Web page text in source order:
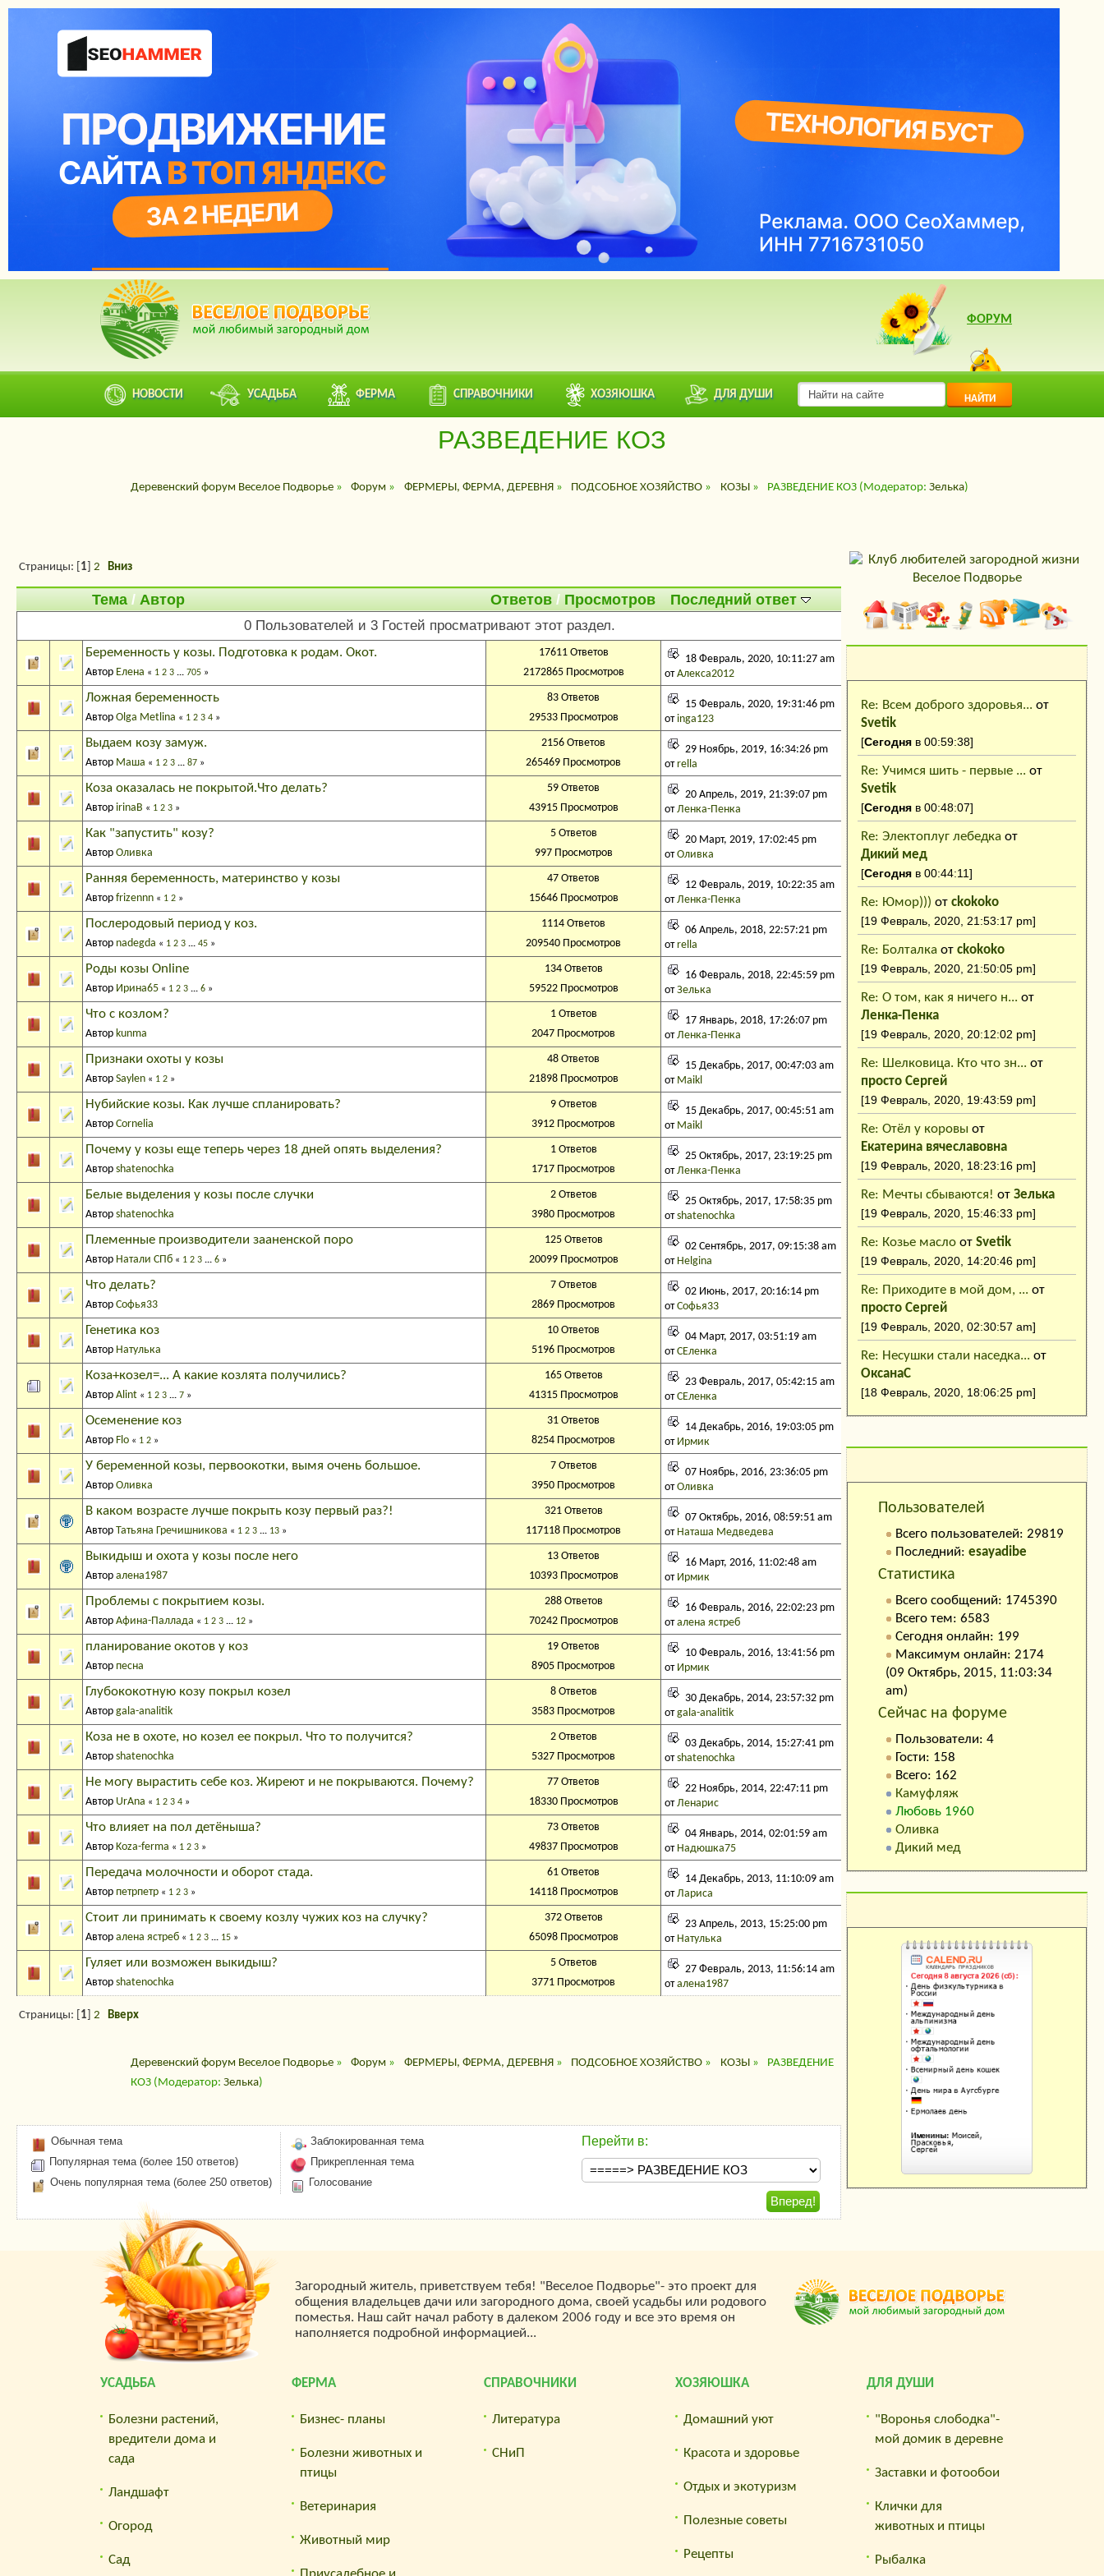
ФОРУМ
НОВОСТИ УСАДЬБА ФЕРМА СПРАВОЧНИКИ ХОЗЯЮШКА ДЛЯ ДУШИ НАЙТИ
РАЗВЕДЕНИЕ КОЗ
Деревенский форум Веселое Подворье» Форум » ФЕРМЕРЫ, ФЕРМА, ДЕРЕВНЯ » ПОДСОБНОЕ ХОЗЯЙСТВО » КОЗЫ » РАЗВЕДЕНИЕ КОЗ (Модератор: Зелька)
сообщения
Re: Всем доброго здоровья... от
Svetik
[Сегодня в 00:59:38]
Re: Учимся шить - первые ... от
Svetik
[Сегодня в 00:48:07]
Re: Электоплуг лебедка от
Дикий мед
[Сегодня в 00:44:11]
Re: Юмор))) от ckokoko
[19 Февраль, 2020, 21:53:17 pm]
Re: Болталка от ckokoko
[19 Февраль, 2020, 21:50:05 pm]
Re: О том, как я ничего н... от
Ленка-Пенка
[19 Февраль, 2020, 20:12:02 pm]
Re: Шелковица. Кто что зн... от
просто Сергей
[19 Февраль, 2020, 19:43:59 pm]
Re: Отёл у коровы от
Екатерина вячеславовна
[19 Февраль, 2020, 18:23:16 pm]
Re: Мечты сбываются! от Зелька
[19 Февраль, 2020, 15:46:33 pm]
Re: Козье масло от Svetik
[19 Февраль, 2020, 14:20:46 pm]
Re: Приходите в мой дом, ... от
просто Сергей
[19 Февраль, 2020, 02:30:57 am]
Re: Несушки стали наседка... от
ОксанаC
[18 Февраль, 2020, 18:06:25 pm]
Пользователей
Всего пользователей: 29819
Последний: esayadibe
Статистика
Всего сообщений: 1745390
Всего тем: 6583
Сегодня онлайн: 199
Максимум онлайн: 2174
(09 Октябрь, 2015, 11:03:34
am)
Сейчас на форуме
Пользователи: 4
Гости: 158
Всего: 162
Камуфляж
Любовь 1960
Оливка
Дикий мед
Календарь праздников
Страницы: [ 1 ]2 Вниз
Тема/Автор Ответов / Просмотров Последний ответ
0 Пользователей и 3 Гостей просматривают этот раздел.
Беременность у козы. Подготовка к родам. Окот.
Автор Елена « 1 2 3 ... 705 »
17611 Ответов
2172865 Просмотров
18 Февраль, 2020, 10:11:27 am
отАлекса2012
Ложная беременность
Автор Olga Metlina « 1 2 3 4 »
83 Ответов
29533 Просмотров
15 Февраль, 2020, 19:31:46 pm
от inga123
Выдаем козу замуж.
Автор Маша « 1 2 3 ... 87 »
2156 Ответов
265469 Просмотров
29 Ноябрь, 2019, 16:34:26 pm
отrella
Коза оказалась не покрытой.Что делать?
Автор irinaB « 1 2 3 »
59 Ответов
43915 Просмотров
20 Апрель, 2019, 21:39:07 pm
отЛенка-Пенка
Как "запустить" козу?
Автор Оливка
5 Ответов
997 Просмотров
20 Март, 2019, 17:02:45 pm
отОливка
Ранняя беременность, материнство у козы
Автор frizennn « 1 2 »
47 Ответов
15646 Просмотров
12 Февраль, 2019, 10:22:35 am
отЛенка-Пенка
Послеродовый период у коз.
Автор nadegda « 1 2 3 ... 45 »
1114 Ответов
209540 Просмотров
06 Апрель, 2018, 22:57:21 pm
отrella
Роды козы Online
Автор Ирина65 « 1 2 3 ... 6 »
134 Ответов
59522 Просмотров
16 Февраль, 2018, 22:45:59 pm
отЗелька
Что с козлом?
Автор kunma
1 Ответов
2047 Просмотров
17 Январь, 2018, 17:26:07 pm
отЛенка-Пенка
Признаки охоты у козы
Автор Saylen « 1 2 »
48 Ответов
21898 Просмотров
15 Декабрь, 2017, 00:47:03 am
от Maikl
Нубийские козы. Как лучше спланировать?
Автор Cornelia
9 Ответов
3912 Просмотров
15 Декабрь, 2017, 00:45:51 am
от Maikl
Почему у козы еще теперь через 18 дней опять выделения?
Автор shatenochka
1 Ответов
1717 Просмотров
25 Октябрь, 2017, 23:19:25 pm
отЛенка-Пенка
Белые выделения у козы после случки
Автор shatenochka
2 Ответов
3980 Просмотров
25 Октябрь, 2017, 17:58:35 pm
отshatenochka
Племенные производители зааненской поро
Автор Натали СПб « 1 2 3 ... 6 »
125 Ответов
20099 Просмотров
02 Сентябрь, 2017, 09:15:38 am
от Helgina
Что делать?
Автор Софья33
7 Ответов
2869 Просмотров
02 Июнь, 2017, 20:16:14 pm
отСофья33
Генетика коз
Автор Натулька
10 Ответов
5196 Просмотров
04 Март, 2017, 03:51:19 am
отСЕленка
Коза+козел=... А какие козлята получились?
Автор Alint « 1 2 3 ... 7 »
165 Ответов
41315 Просмотров
23 Февраль, 2017, 05:42:15 am
отСЕленка
Осеменение коз
Автор Flo « 1 2 »
31 Ответов
8254 Просмотров
14 Декабрь, 2016, 19:03:05 pm
от Ирмик
У беременной козы, первоокотки, вымя очень большое.
Автор Оливка
7 Ответов
3950 Просмотров
07 Ноябрь, 2016, 23:36:05 pm
отОливка
В каком возрасте лучше покрыть козу первый раз?!
Автор Татьяна Гречишникова « 1 2 3 ... 13 »
321 Ответов
117118 Просмотров
07 Октябрь, 2016, 08:59:51 am
от Наташа Медведева
Выкидыш и охота у козы после него
Автор алена1987
13 Ответов
10393 Просмотров
16 Март, 2016, 11:02:48 am
от Ирмик
Проблемы с покрытием козы.
Автор Афина-Паллада « 1 2 3 ... 12 »
288 Ответов
70242 Просмотров
16 Февраль, 2016, 22:02:23 pm
оталена ястреб
планирование окотов у коз
Автор песна
19 Ответов
8905 Просмотров
10 Февраль, 2016, 13:41:56 pm
от Ирмик
Глубококотную козу покрыл козел
Автор gala-analitik
8 Ответов
3583 Просмотров
30 Декабрь, 2014, 23:57:32 pm
отgala-analitik
Коза не в охоте, но козел ее покрыл. Что то получится?
Автор shatenochka
2 Ответов
5327 Просмотров
03 Декабрь, 2014, 15:27:41 pm
отshatenochka
Не могу вырастить себе коз. Жиреют и не покрываются. Почему?
Автор UrAna « 1 2 3 4 »
77 Ответов
18330 Просмотров
22 Ноябрь, 2014, 22:47:11 pm
отЛенарис
Что влияет на пол детёныша?
Автор Koza-ferma « 1 2 3 »
73 Ответов
49837 Просмотров
04 Январь, 2014, 02:01:59 am
от Надюшка75
Передача молочности и оборот стада.
Автор петрпетр « 1 2 3 »
61 Ответов
14118 Просмотров
14 Декабрь, 2013, 11:10:09 am
отЛариса
Стоит ли принимать к своему козлу чужих коз на случку?
Автор алена ястреб « 1 2 3 ... 15 »
372 Ответов
65098 Просмотров
23 Апрель, 2013, 15:25:00 pm
от Натулька
Гуляет или возможен выкидыш?
Автор shatenochka
5 Ответов
3771 Просмотров
27 Февраль, 2013, 11:56:14 am
оталена1987
Страницы: [ 1 ]2 Вверх
Деревенский форум Веселое Подворье» Форум » ФЕРМЕРЫ, ФЕРМА, ДЕРЕВНЯ» ПОДСОБНОЕ ХОЗЯЙСТВО » КОЗЫ»
РАЗВЕДЕНИЕ
КОЗ (Модератор: Зелька)
Перейти в:
Обычная тема
Популярная тема (более 150 ответов)
Очень популярная тема (более 250 ответов)
Заблокированная тема
Прикрепленная тема
Голосование
Загородный житель, приветствуем тебя! "Веселое Подворье"- это проект для
общения владельцев дачи или загородного дома, своей усадьбы или родового
поместья. Наш сайт начал работу в далеком 2006 году и все это время он
наполняется подробной информацией...
УСАДЬБА
Болезни растений,
вредители дома и
сада
Ландшафт
Огород
Сад
ФЕРМА
Бизнес- планы
Болезни животных и
птицы
Ветеринария
Животный мир
СПРАВОЧНИКИ
Литература
СНиП
ХОЗЯЮШКА
Домашний уют
Красота и здоровье
Отдых и экотуризм
Полезные советы
Рецепты
ДЛЯ ДУШИ
"Воронья слободка"-
мой домик в деревне
Заставки и фотообои
Клички для
животных и птицы
Рыбалка